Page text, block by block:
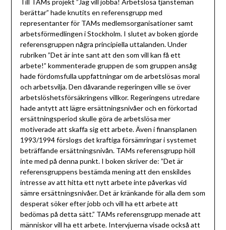
Till TAMs projekt ”Jag vill jobba! Arbetslösa tjänstemän
berättar” hade knutits en referensgrupp med
representanter för TAMs medlemsorganisationer samt
arbetsförmedlingen i Stockholm. I slutet av boken gjorde
referensgruppen några principiella uttalanden. Under
rubriken ”Det är inte sant att den som vill kan få ett
arbete!” kommenterade gruppen de som gruppen ansåg
hade fördomsfulla uppfattningar om de arbetslösas moral
och arbetsvilja. Den dåvarande regeringen ville se över
arbetslöshetsförsäkringens villkor. Regeringens utredare
hade antytt att lägre ersättningsnivåer och en förkortad
ersättningsperiod skulle göra de arbetslösa mer
motiverade att skaffa sig ett arbete. Även i finansplanen
1993/1994 förslogs det kraftiga försämringar i systemet
beträffande ersättningsnivån. TAMs referensgrupp höll
inte med på denna punkt. I boken skriver de: ”Det är
referensgruppens bestämda mening att den enskildes
intresse av att hitta ett nytt arbete inte påverkas vid
sämre ersättningsnivåer. Det är kränkande för alla dem som
desperat söker efter jobb och vill ha ett arbete att
bedömas på detta sätt.” TAMs referensgrupp menade att
människor vill ha ett arbete. Intervjuerna visade också att